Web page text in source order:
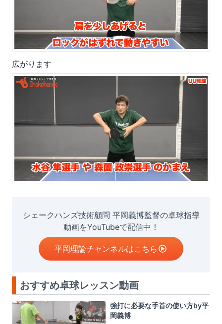
広がります
シェークハンズ技術顧問 平岡義博監督の卓球指導
動画をYouTubeで配信中！
平岡理論チャンネルはこちら
おすすめ卓球レッスン動画
強打に必要な手首の使い方by平
岡義博